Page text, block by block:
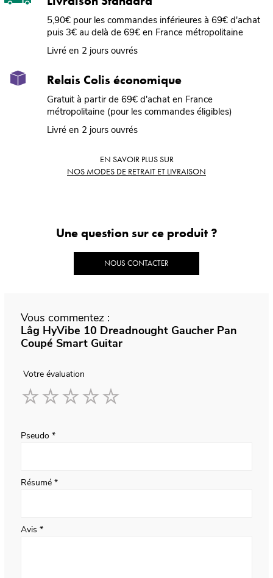
5,90€ pour les commandes inférieures à 69€ d'achat
puis 3€ au delà de 69€ en France métropolitaine
Livré en 2 jours ouvrés
Relais Colis économique
Gratuit à partir de 69€ d'achat en France
métropolitaine (pour les commandes éligibles)
Livré en 2 jours ouvrés
EN SAVOIR PLUS SUR
NOS MODES DE RETRAIT ET LIVRAISON
Une question sur ce produit ?
NOUS CONTACTER
Vous commentez :
Lâg HyVibe 10 Dreadnought Gaucher Pan
Coupé Smart Guitar
Votre évaluation
Pseudo
Résumé
Avis